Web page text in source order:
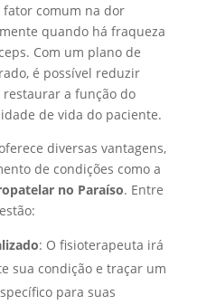
fator comum na dor
quando há fraqueza
Com um plano de
é possível reduzir
a função do
de vida do paciente.
diversas vantagens,
de condições como a
no Paraíso. Entre
: O fisioterapeuta irá
sua condição e traçar um
para suas